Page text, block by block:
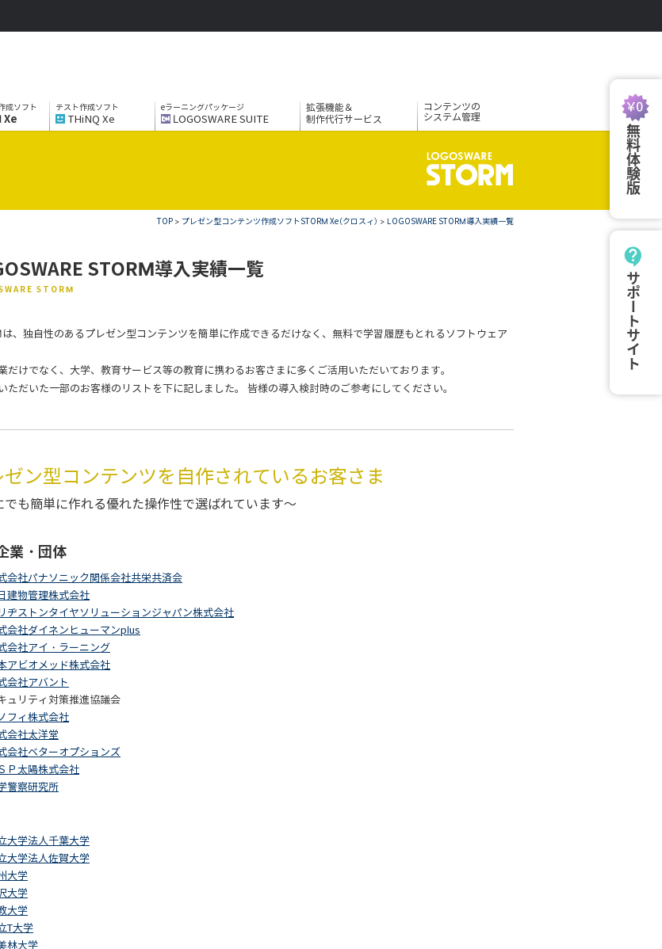
無料体験版
サポートサイト
成ソフト
Xe
テスト作成ソフト
THiNQ Xe
eラーニングパッケージ
LOGOSWARE SUITE
拡張機能＆
制作代行サービス
コンテンツの
システム管理
TOP > プレゼン型コンテンツ作成ソフトSTORM Xe（クロスィ） > LOGOSWARE STORM導入実績一覧
STORM導入実績一覧
STORM
は、独自性のあるプレゼン型コンテンツを簡単に作成できるだけなく、無料で学習履歴もとれるソフトウェア
だけでなく、大学、教育サービス等の教育に携わるお客さまに多くご活用いただいております。
ただいた一部のお客様のリストを下に記しました。 皆様の導入検討時のご参考にしてください。
ゼン型コンテンツを自作されているお客さま
でも簡単に作れる優れた操作性で選ばれています～
業・団体
会社パナソニック関係会社共栄共済会
建物管理株式会社
ヂストンタイヤソリューションジャパン株式会社
会社ダイネンヒューマンplus
会社アイ・ラーニング
アビオメッド株式会社
会社アバント
ュリティ対策推進協議会
フィ株式会社
会社太洋堂
会社ベターオプションズ
Ｐ太陽株式会社
警察研究所
大学法人千葉大学
大学法人佐賀大学
大学
大学
大学
T大学
林大学